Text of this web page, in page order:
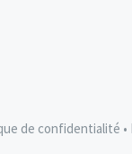
de confidentialité •